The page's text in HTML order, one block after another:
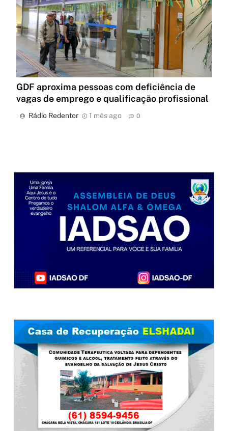
GDF aproxima pessoas com deficiência de
vagas de emprego e qualificação profissional
Rádio Redentor 1 mês ago 0